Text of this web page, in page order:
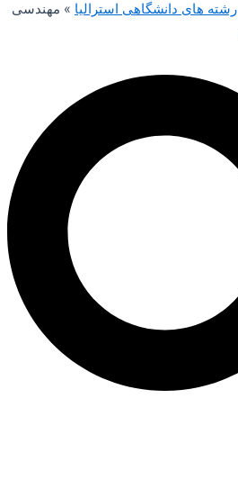
رشته های دانشگاهی استرالیا » مهندسی